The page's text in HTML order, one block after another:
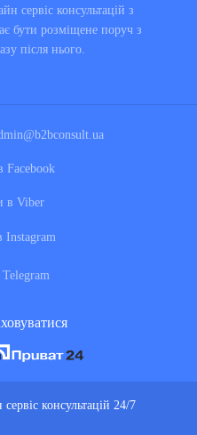
сервіс консультацій з
бути розміщене поруч з
після нього.
консультацій 24/7
Facebook
в Viber